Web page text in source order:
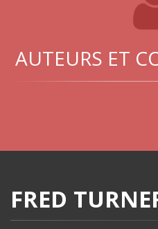
AUTEURS ET
FRED